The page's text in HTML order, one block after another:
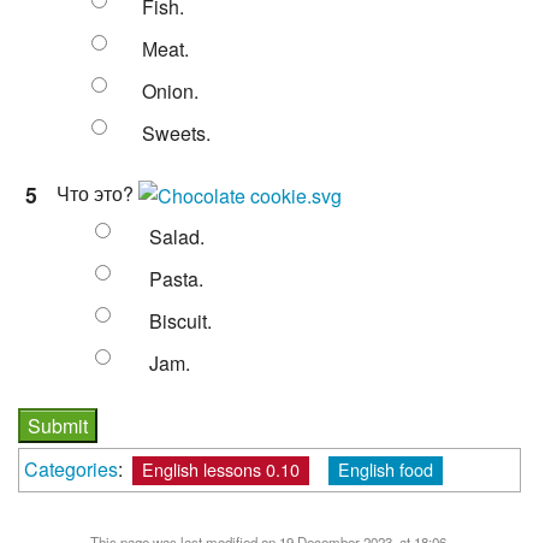
Fish.
Мeat.
Onion.
Sweets.
5
Что это?
Salad.
Pasta.
Biscuit.
Jam.
Categories: English lessons 0.10 English food